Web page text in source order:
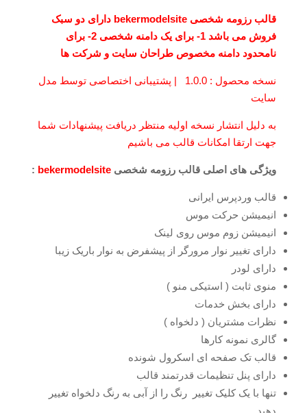
قالب رزومه شخصی bekermodelsite دارای دو سبک
فروش می باشد 1- برای یک دامنه شخصی 2- برای
نامحدود دامنه مخصوص طراحان سایت و شرکت ها
نسخه محصول : 1.0.0 | پشتیبانی اختصاصی توسط مدل
سایت
به دلیل انتشار نسخه اولیه منتظر دریافت پیشنهادات شما
جهت ارتقا امکانات قالب می باشیم
ویژگی های اصلی قالب رزومه شخصی bekermodelsite
:
قالب وردپرس ایرانی
انیمیشن حرکت موس
انیمیشن زوم موس روی لینک
دارای تغییر نوار مرورگر از پیشفرض به نوار باریک زیبا
دارای لودر
منوی ثابت ( استیکی منو )
دارای بخش خدمات
نظرات مشتریان ( دلخواه )
گالری نمونه کارها
قالب تک صفحه ای اسکرول شونده
دارای پنل تنظیمات قدرتمند قالب
تنها با یک کلیک تغییر رنگ را از آبی به رنگ دلخواه تغییر
دهید